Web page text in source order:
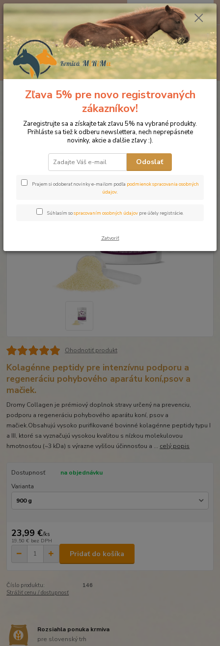
Menu
0ks
za0 €
Produkty DROMY Kĺbová výživa Dromy Collagen 900 g
Dromy Collagen 900 g
Novinka
Ohodnotiť produkt
Kolagénne peptidy pre intenzívnu podporu a
regeneráciu pohybového aparátu koní,psov a
mačiek.
Dromy Collagen je prémiový doplnok stravy určený na prevenciu,
podporu a regeneráciu pohybového aparátu koní, psov a
mačiek.Obsahujú vysoko purifikované bovinné kolagénne peptidy typu I
a III, ktoré sa vyznačujú vysokou kvalitou s nízkou molekulovou
hmotnosťou (~3 kDa) s výrazne vyššou účinnosťou a ... celý popis
Dostupnosť
na objednávku
Varianta
23,99 €/ks
19,50 € bez DPH
Pridať do košíka
Číslo produktu:
146
Strážiť cenu / dostupnosť
Rozsiahla ponuka krmiva
pre slovenský trh
Zľava 5% pre novo registrovaných
zákazníkov!
Zaregistrujte sa a získajte tak zľavu 5% na vybrané produkty.
Prihláste sa tiež k odberu newslettera, nech neprepásnete
novinky, akcie a ďalšie zľavy :).
Odoslať
Prajem si odoberať novinky e-mailom podľa podmienok spracovania osobných
údajov.
Súhlasím sospracovaním osobných údajov pre účely registrácie.
Zatvoriť